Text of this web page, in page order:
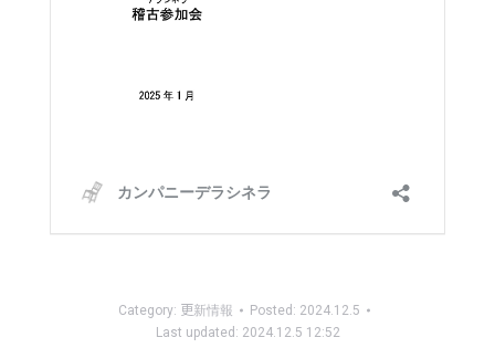
Category: 更新情報 Posted: 2024.12.5
Last updated: 2024.12.5 12:52